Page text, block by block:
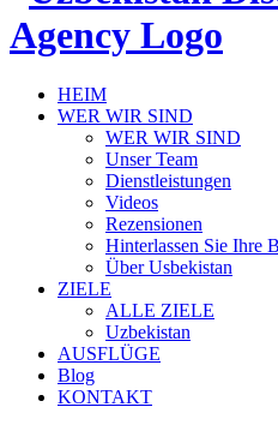
HEIM
WER WIR SIND
WER WIR SIND
Unser Team
Dienstleistungen
Videos
Rezensionen
Hinterlassen Sie Ihre
Über Usbekistan
ZIELE
ALLE ZIELE
Uzbekistan
AUSFLÜGE
Blog
KONTAKT